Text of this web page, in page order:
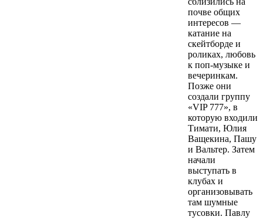
почве общих
интересов —
катание на
скейтборде и
роликах, любовь
к поп-музыке и
вечеринкам.
Позже они
создали группу
«VIP 777», в
которую входили
Тимати, Юлия
Ващекина, Пашу
и Вальтер. Затем
начали
выступать в
клубах и
организовывать
там шумные
тусовки. Павлу